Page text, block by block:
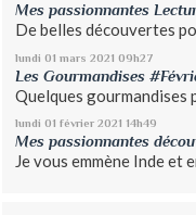
Mes passionnantes
De belles découvertes
lundi 01 mars 2021 09h27
Les Gourmandises
Quelques gourmandises
lundi 01 février 2021 14h49
Mes passionnantes
Je vous emmène Inde et